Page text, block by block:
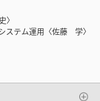
〉
ステム運用〈佐藤 学〉